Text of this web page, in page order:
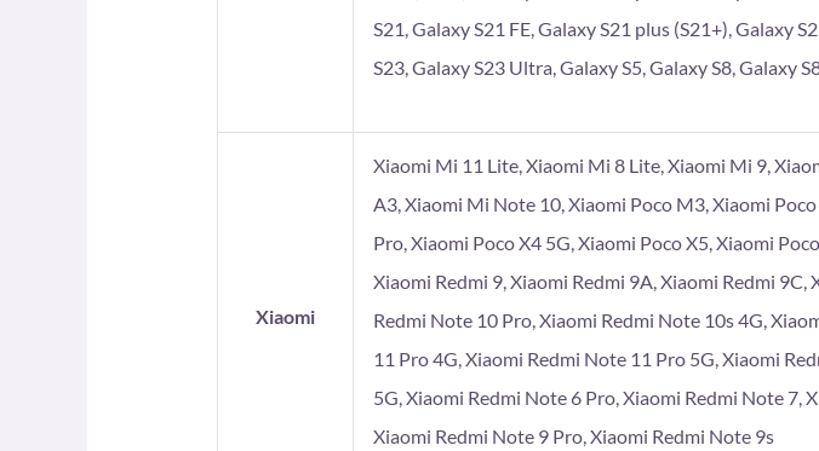
S21, Galaxy S21 FE, Galaxy S21 plus (S21+), Galaxy
S23, Galaxy S23 Ultra, Galaxy S5, Galaxy S8, Galaxy
Xiaomi
Xiaomi Mi 11 Lite, Xiaomi Mi 8 Lite, Xiaomi Mi 9,
A3, Xiaomi Mi Note 10, Xiaomi Poco M3, Xiaomi
Pro, Xiaomi Poco X4 5G, Xiaomi Poco X5, Xiaomi
Xiaomi Redmi 9, Xiaomi Redmi 9A, Xiaomi Redmi
Redmi Note 10 Pro, Xiaomi Redmi Note 10s 4G,
11 Pro 4G, Xiaomi Redmi Note 11 Pro 5G, Xiaomi
5G, Xiaomi Redmi Note 6 Pro, Xiaomi Redmi Note 7,
Xiaomi Redmi Note 9 Pro, Xiaomi Redmi Note 9s